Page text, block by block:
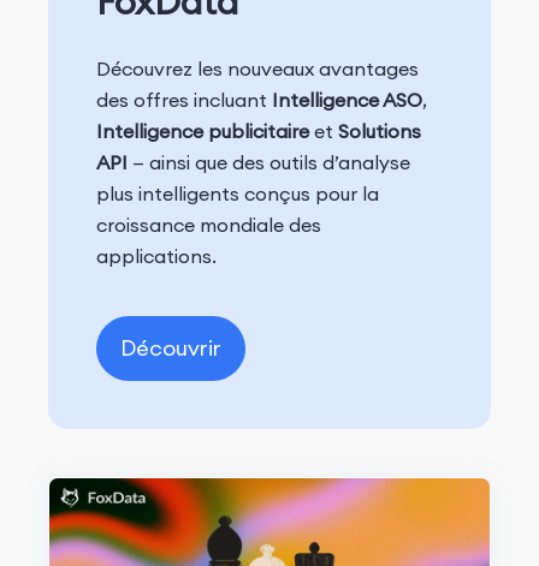
Découvrez les nouveaux avantages
des offres incluant Intelligence ASO,
Intelligence publicitaireet Solutions
API — ainsi que des outils d’analyse
plus intelligents conçus pour la
croissance mondiale des
applications.
Découvrir